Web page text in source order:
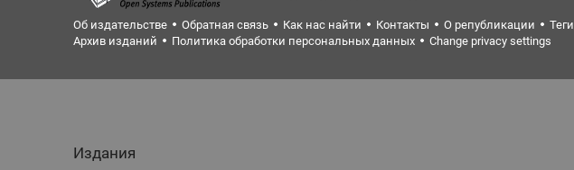
Об издательстве Обратная связь Как нас найти Контакты О републикации
Теги
Архив изданий
Политика обработки персональных данных Change privacy settings
Издания